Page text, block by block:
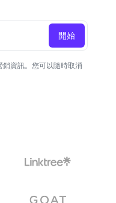
開始
資訊。您可以隨時取消